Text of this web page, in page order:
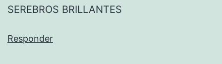
SEREBROS BRILLANTES
Responder